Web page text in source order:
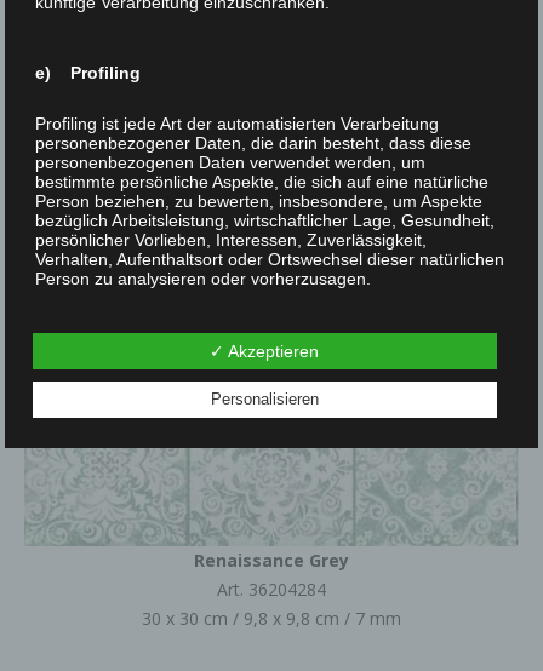
Art. 36192284
Renaissance Grey
Art. 36204284
30 x 30 cm / 9,8 x 9,8 cm / 7 mm
e) Profiling
Profiling ist jede Art der automatisierten Verarbeitung
personenbezogener Daten, die darin besteht, dass diese
personenbezogenen Daten verwendet werden, um
bestimmte persönliche Aspekte, die sich auf eine natürliche
Person beziehen, zu bewerten, insbesondere, um Aspekte
bezüglich Arbeitsleistung, wirtschaftlicher Lage, Gesundheit,
persönlicher Vorlieben, Interessen, Zuverlässigkeit,
Verhalten, Aufenthaltsort oder Ortswechsel dieser natürlichen
Person zu analysieren oder vorherzusagen.
f) Pseudonymisierung
Pseudonymisierung ist die Verarbeitung personenbezogener
Daten in einer Weise, auf welche die personenbezogenen
mehr einer spezifischen betroffenen Person zugeordnet
werden können, sofern diese zusätzlichen Informationen
gesondert aufbewahrt werden und technischen und
organisatorischen Maßnahmen unterliegen, die
gewährleisten, dass die personenbezogenen Daten nicht
einer identifizierten oder identifizierbaren natürlichen Person
✓ Akzeptieren
Personalisieren